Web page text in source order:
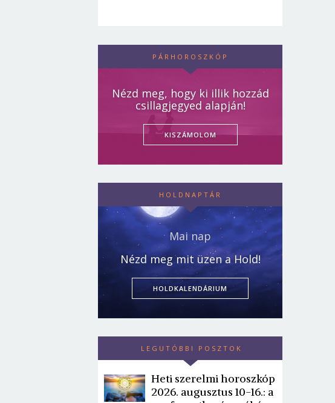
PÁRHOROSZKÓP
Nézd meg, hogy ki illik hozzád
csillagjegyed alapján!
KISZÁMOLOM
HOLDNAPTÁR
Mai nap
Nézd meg mit üzen a Hold!
HOLDKALENDÁRIUM
LEGUTÓBBI POSZTOK
Heti szerelmi horoszkóp
2026. augusztus 10-16.: a